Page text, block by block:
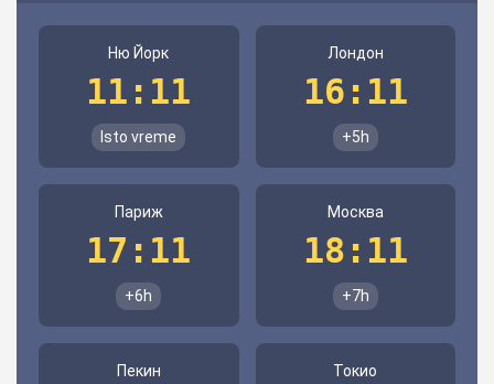
Ню Йорк
11:11
Isto vreme
Лондон
16:11
+5h
Париж
17:11
+6h
Москва
18:11
+7h
Пекин Токио